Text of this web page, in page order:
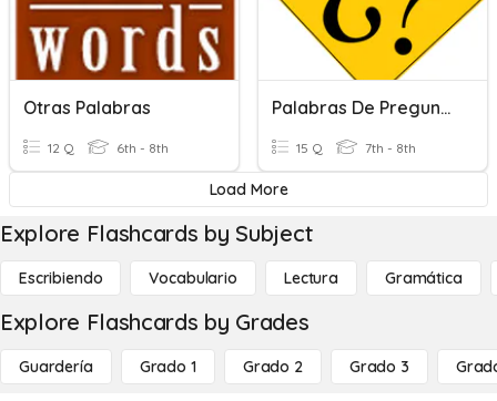
Otras Palabras
12 Q 6th - 8th
Palabras De Pregunta
15 Q 7th - 8th
Load More
Explore Flashcards by Subject
Escribiendo Vocabulario Lectura Gramática
Explore Flashcards by Grades
Guardería Grado 1 Grado 2 Grado 3